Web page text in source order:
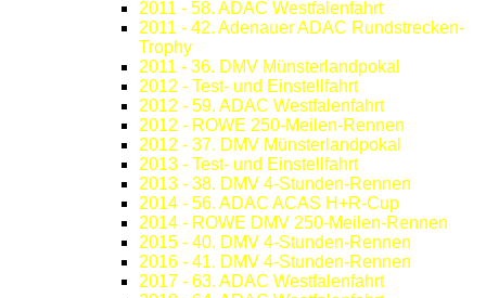
2011 - 58. ADAC Westfalenfahrt
2011 - 42. Adenauer ADAC Rundstrecken-
Trophy
2011 - 36. DMV Münsterlandpokal
2012 - Test- und Einstellfahrt
2012 - 59. ADAC Westfalenfahrt
2012 - ROWE 250-Meilen-Rennen
2012 - 37. DMV Münsterlandpokal
2013 - Test- und Einstellfahrt
2013 - 38. DMV 4-Stunden-Rennen
2014 - 56. ADAC ACAS H+R-Cup
2014 - ROWE DMV 250-Meilen-Rennen
2015 - 40. DMV 4-Stunden-Rennen
2016 - 41. DMV 4-Stunden-Rennen
2017 - 63. ADAC Westfalenfahrt